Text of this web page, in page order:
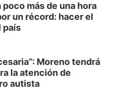
más de una hora
un récord: hacer el
país
Moreno tendrá
la atención de
autista